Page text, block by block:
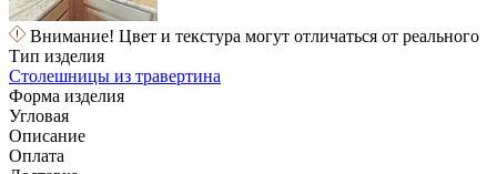
Внимание! Цвет и текстура могут отличаться от реального
Тип изделия
Столешницы из травертина
Форма изделия
Угловая
Описание
Оплата